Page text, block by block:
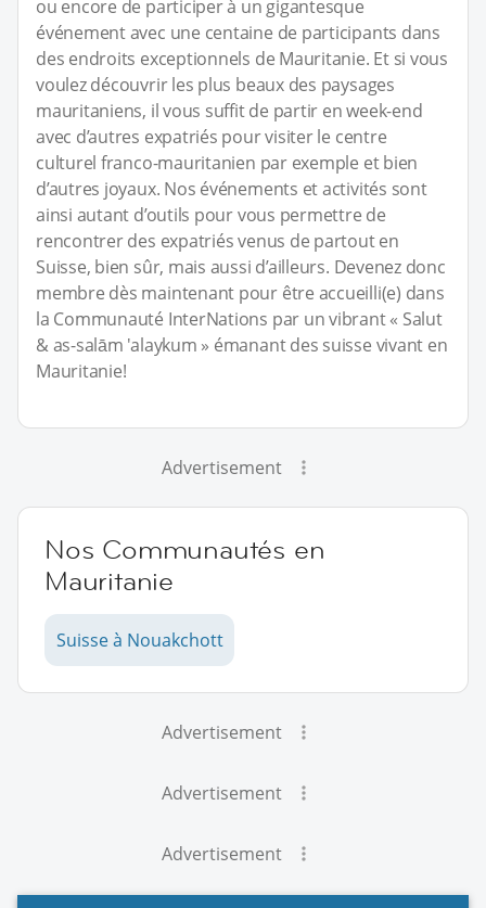
ou encore de participer à un gigantesque
événement avec une centaine de participants dans
des endroits exceptionnels de Mauritanie. Et si vous
voulez découvrir les plus beaux des paysages
mauritaniens, il vous suffit de partir en week-end
avec d’autres expatriés pour visiter le centre
culturel franco-mauritanien par exemple et bien
d’autres joyaux. Nos événements et activités sont
ainsi autant d’outils pour vous permettre de
rencontrer des expatriés venus de partout en
Suisse, bien sûr, mais aussi d’ailleurs. Devenez donc
membre dès maintenant pour être accueilli(e) dans
la Communauté InterNations par un vibrant « Salut
& as-salām 'alaykum » émanant des suisse vivant en
Mauritanie!
Advertisement
Nos Communautés en
Mauritanie
Suisse à Nouakchott
Advertisement
Advertisement
Advertisement